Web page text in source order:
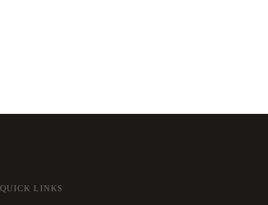
QUICK LINKS